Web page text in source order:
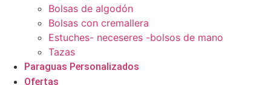
Bolsas de algodón
Bolsas con cremallera
Estuches- neceseres -bolsos de mano
Tazas
Paraguas Personalizados
Ofertas